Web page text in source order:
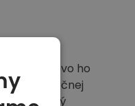
ho
a bezpečnej
Každý